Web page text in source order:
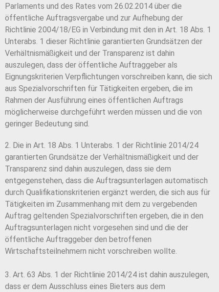
Parlaments und des Rates vom 26.02.2014 über die
öffentliche Auftragsvergabe und zur Aufhebung der
Richtlinie 2004/18/EG in Verbindung mit den in Art. 18 Abs. 1
Unterabs. 1 dieser Richtlinie garantierten Grundsätzen der
Verhältnismäßigkeit und der Transparenz ist dahin
auszulegen, dass der öffentliche Auftraggeber als
Eignungskriterien Verpflichtungen vorschreiben kann, die sich
aus Spezialvorschriften für Tätigkeiten ergeben, die im
Rahmen der Ausführung eines öffentlichen Auftrags
möglicherweise durchgeführt werden müssen und die von
geringer Bedeutung sind.
2. Die in Art. 18 Abs. 1 Unterabs. 1 der Richtlinie 2014/24
garantierten Grundsätze der Verhältnismäßigkeit und der
Transparenz sind dahin auszulegen, dass sie dem
entgegenstehen, dass die Auftragsunterlagen automatisch
durch Qualifikationskriterien ergänzt werden, die sich aus für
Tätigkeiten im Zusammenhang mit dem zu vergebenden
Auftrag geltenden Spezialvorschriften ergeben, die in den
Auftragsunterlagen nicht vorgesehen sind und die der
öffentliche Auftraggeber den betroffenen
Wirtschaftsteilnehmern nicht vorschreiben wollte.
3. Art. 63 Abs. 1 der Richtlinie 2014/24 ist dahin auszulegen,
dass er dem Ausschluss eines Bieters aus dem